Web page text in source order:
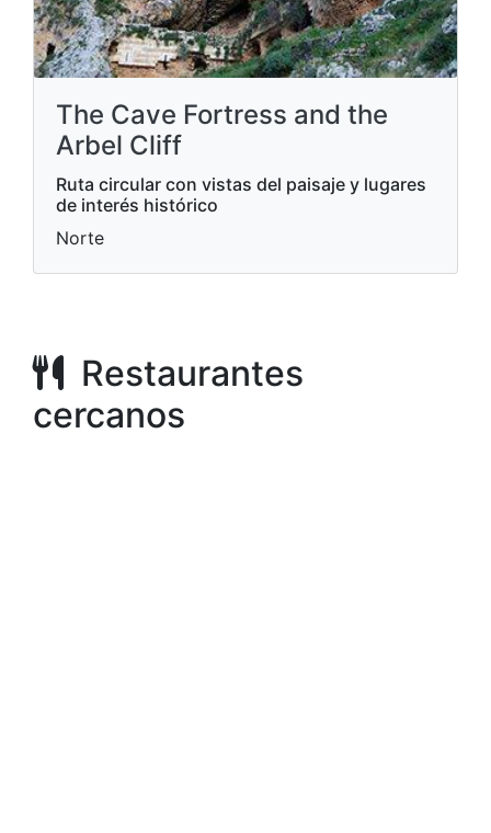
The Cave Fortress and the
Arbel Cliff
Ruta circular con vistas del paisaje y lugares
de interés histórico
Norte
Restaurantes
cercanos